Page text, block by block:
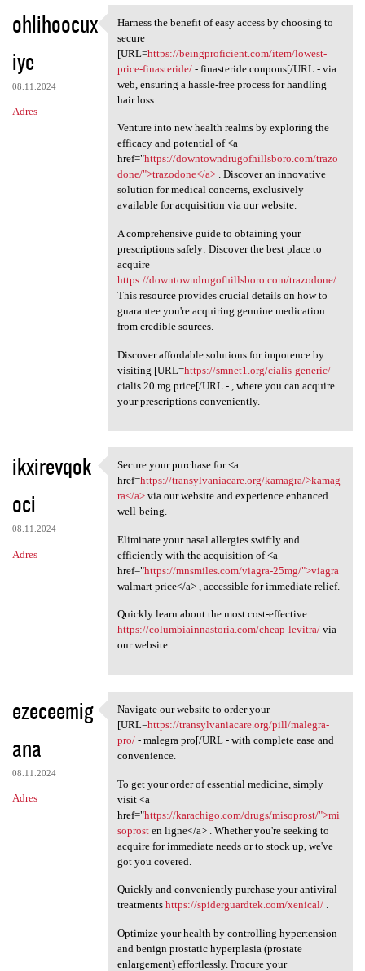
K
o
m
e
n
ohlihoocux
iye
08.11.2024
Adres
Harness the benefit of easy
Harness the benefit of easy access by choosing to
secure
[URL=https://beingproficient.com/item/lowest-
price-finasteride/- finasteride coupons[/URL - via
web, ensuring a hassle-free process for handling
hair loss.
Venture into new health realms by exploring the
efficacy and potential of <a
href="https://downtowndrugofhillsboro.com/trazo
done/">trazodone</a>. Discover an innovative
solution for medical concerns, exclusively
available for acquisition via our website.
A comprehensive guide to obtaining your
prescriptions safely: Discover the best place to
acquire
https://downtowndrugofhillsboro.com/trazodone/.
This resource provides crucial details on how to
guarantee you're acquiring genuine medication
from credible sources.
Discover affordable solutions for impotence by
visiting [URL=https://smnet1.org/cialis-generic/-
cialis 20 mg price[/URL - , where you can acquire
your prescriptions conveniently.
ikxirevqok
oci
08.11.2024
Adres
Secure your purchase for <a
Secure your purchase for <a
href=https://transylvaniacare.org/kamagra/>kamag
ra</a>via our website and experience enhanced
well-being.
Eliminate your nasal allergies swiftly and
efficiently with the acquisition of <a
href="https://mnsmiles.com/viagra-25mg/">viagra
walmart price</a> , accessible for immediate relief.
Quickly learn about the most cost-effective
https://columbiainnastoria.com/cheap-levitra/via
our website.
ezeceemig
ana
08.11.2024
Adres
Navigate our website to order
Navigate our website to order your
[URL=https://transylvaniacare.org/pill/malegra-
pro/- malegra pro[/URL - with complete ease and
convenience.
To get your order of essential medicine, simply
visit <a
href="https://karachigo.com/drugs/misoprost/">mi
soprosten ligne</a> . Whether you're seeking to
acquire for immediate needs or to stock up, we've
got you covered.
Quickly and conveniently purchase your antiviral
treatments https://spiderguardtek.com/xenical/.
Optimize your health by controlling hypertension
and benign prostatic hyperplasia (prostate
enlargement) effortlessly. Procure your